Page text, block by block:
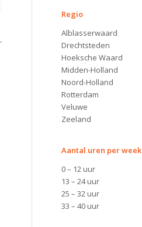
Regio
Alblasserwaard
Drechtsteden
Hoeksche Waard
Midden-Holland
Noord-Holland
Rotterdam
Veluwe
Zeeland
Aantal uren per week
0 – 12 uur
13 – 24 uur
25 – 32 uur
33 – 40 uur